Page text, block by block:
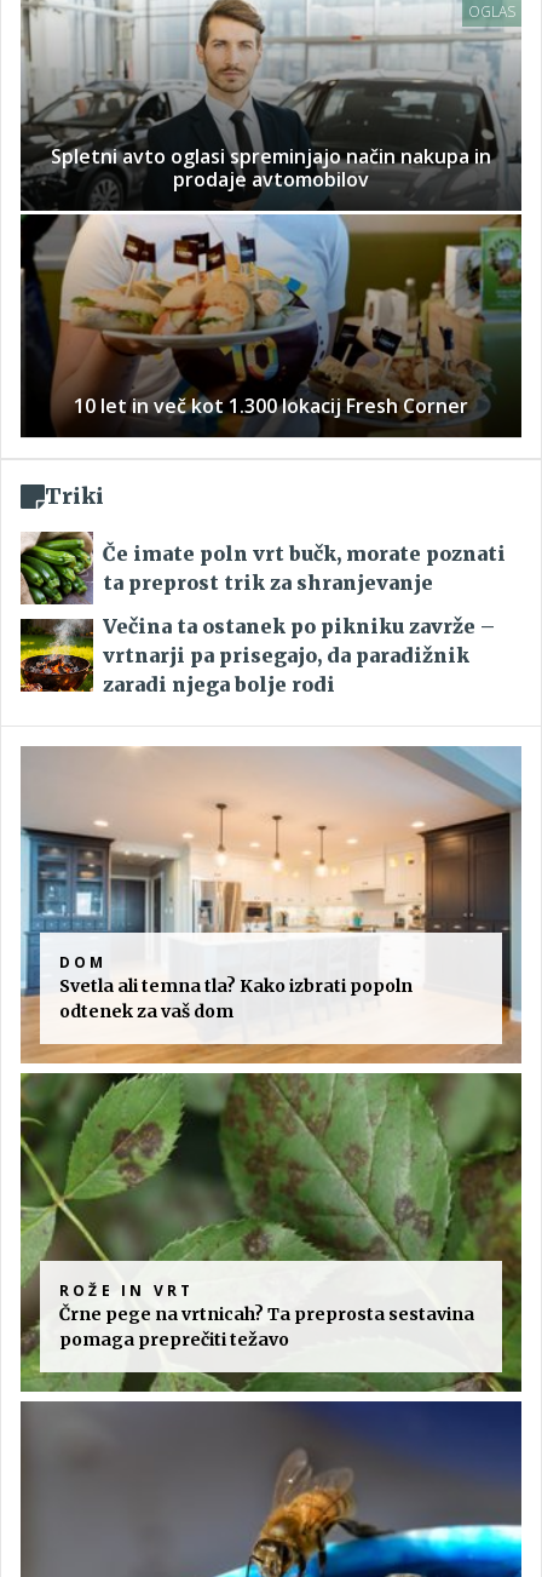
OGLAS
Spletni avto oglasi spreminjajo način nakupa in
prodaje avtomobilov
10 let in več kot 1.300 lokacij Fresh Corner
Triki
Če imate poln vrt bučk, morate poznati
ta preprost trik za shranjevanje
Večina ta ostanek po pikniku zavrže –
vrtnarji pa prisegajo, da paradižnik
zaradi njega bolje rodi
DOM
Svetla ali temna tla? Kako izbrati popoln
odtenek za vaš dom
ROŽE IN VRT
Črne pege na vrtnicah? Ta preprosta sestavina
pomaga preprečiti težavo